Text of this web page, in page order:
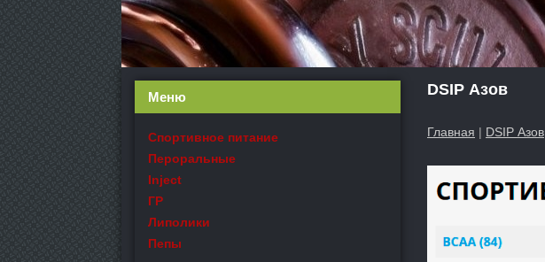
DSIP Азов
Главная | DSIP Азов
Меню
Спортивное питание
Пероральные
Inject
ГР
Липолики
Пепы